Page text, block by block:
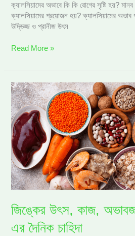
ক্যালসিয়ামের অভাবে কি কি রোগের সৃষ্টি হয়?
ক্যালসিয়ামের প্রয়োজন হয়? ক্যালসিয়ামের অভাব
উদ্ভিজ্জ ও প্রানীজ উৎস
Read More »
জিঙ্কের উৎস, কাজ,
এর দৈনিক চাহিদা
জিঙ্কের
উৎস,
কাজ,
অভাবজনিত
লক্ষণ
এবং
এর
দৈনিক
চাহিদা